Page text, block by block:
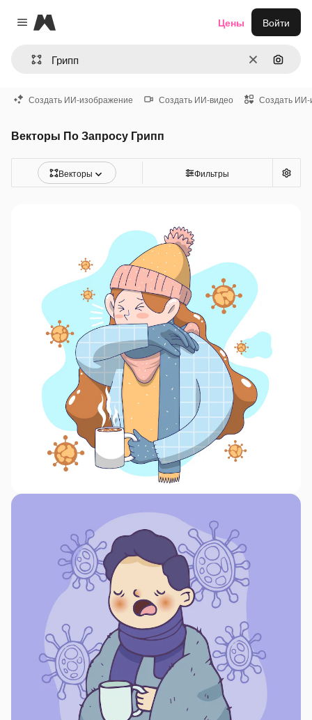
Close menu
Magnific
ОчиститьПоиск
Цены Войти
Создать ИИ-изображение Создать ИИ-видео Создать ИИ-
Векторы По Запросу Грипп
Векторы Фильтры